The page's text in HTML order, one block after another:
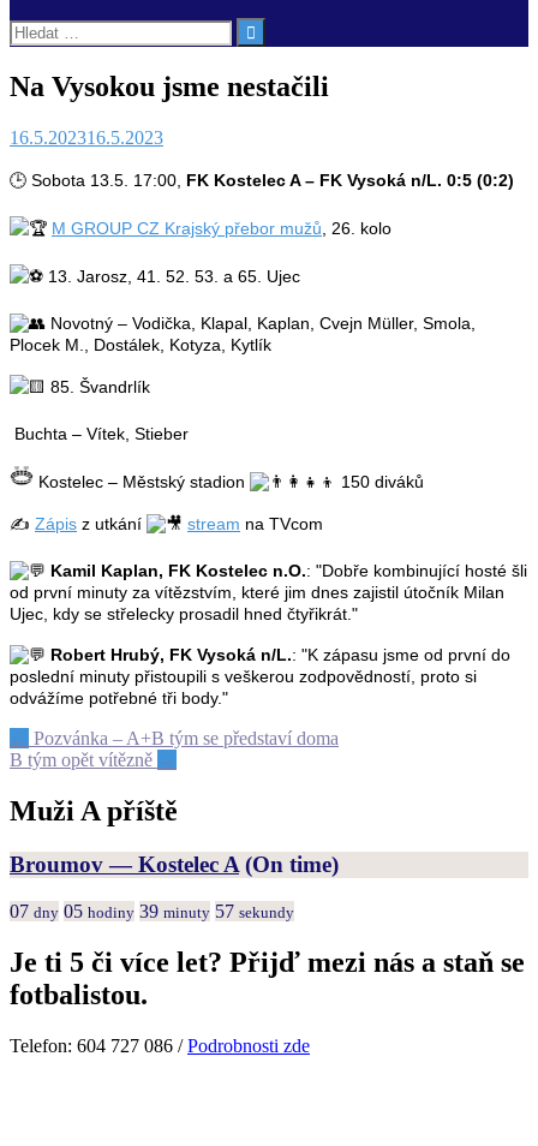
Vyhledávání
Na Vysokou jsme nestačili
16.5.202316.5.2023
🕒 Sobota 13.5. 17:00, FK Kostelec A – FK Vysoká n/L. 0:5 (0:2)
M GROUP CZ Krajský přebor mužů, 26. kolo
13. Jarosz, 41. 52. 53. a 65. Ujec
Novotný – Vodička, Klapal, Kaplan, Cvejn Müller, Smola,
Plocek M., Dostálek, Kotyza, Kytlík
85. Švandrlík
Buchta – Vítek, Stieber
Kostelec – Městský stadion 150 diváků
✍️ Zápis z utkání stream na TVcom
Kamil Kaplan, FK Kostelec n.O.: "Dobře kombinující hosté šli
od první minuty za vítězstvím, které jim dnes zajistil útočník Milan
Ujec, kdy se střelecky prosadil hned čtyřikrát."
Robert Hrubý, FK Vysoká n/L.: "K zápasu jsme od první do
poslední minuty přistoupili s veškerou zodpovědností, proto si
odvážíme potřebné tři body."
Post
navigation
← Pozvánka – A+B tým se představí doma
B tým opět vítězně →
Muži A příště
Broumov — Kostelec A (On time)
07 dny 05 hodiny 39 minuty 57 sekundy
Je ti 5 či více let? Přijď mezi nás a staň se
fotbalistou.
Telefon: 604 727 086 /Podrobnosti zde